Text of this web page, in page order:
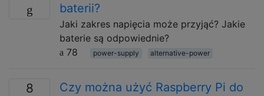
baterii?
Jaki zakres napięcia może przyjąć? Jakie
baterie są odpowiednie?
78
power-supply alternative-power
8
Czy można użyć Raspberry Pi do